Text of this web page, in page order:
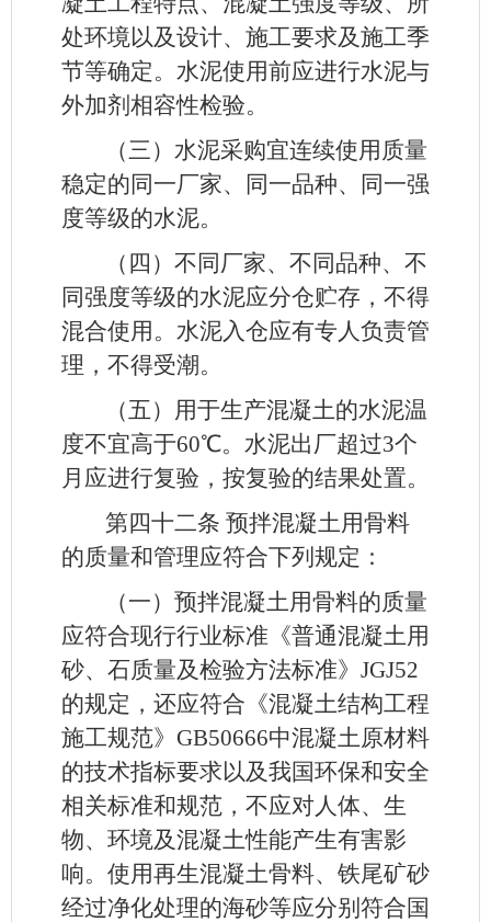
处环境以及设计、施工要求及施工季
节等确定。水泥使用前应进行水泥与
外加剂相容性检验。
（三）水泥采购宜连续使用质量
稳定的同一厂家、同一品种、同一强
度等级的水泥。
（四）不同厂家、不同品种、不
同强度等级的水泥应分仓贮存，不得
混合使用。水泥入仓应有专人负责管
理，不得受潮。
（五）用于生产混凝土的水泥温
度不宜高于60℃。水泥出厂超过3个
月应进行复验，按复验的结果处置。
第四十二条 预拌混凝土用骨料
的质量和管理应符合下列规定：
（一）预拌混凝土用骨料的质量
应符合现行行业标准《普通混凝土用
砂、石质量及检验方法标准》JGJ52
的规定，还应符合《混凝土结构工程
施工规范》GB50666中混凝土原材料
的技术指标要求以及我国环保和安全
相关标准和规范，不应对人体、生
物、环境及混凝土性能产生有害影
响。使用再生混凝土骨料、铁尾矿砂
经过净化处理的海砂等应分别符合国